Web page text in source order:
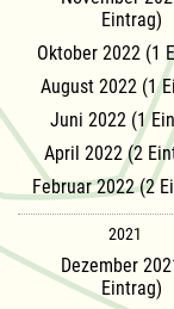
Eintrag)
Oktober 2022 (1
August 2022 (1
Juni 2022 (1
April 2022 (2
Februar 2022 (2
2021
Dezember
Eintrag)